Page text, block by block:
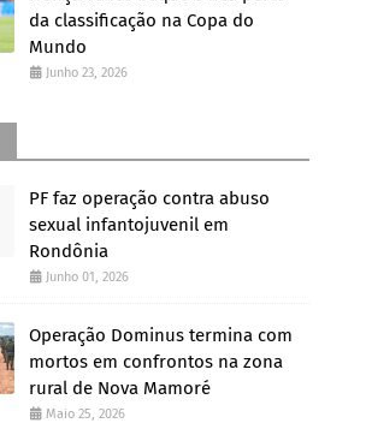
da classificação na Copa do
Mundo
Junho 23, 2026
PF faz operação contra abuso
sexual infantojuvenil em
Rondônia
Junho 01, 2026
Operação Dominus termina com
mortos em confrontos na zona
rural de Nova Mamoré
Maio 25, 2026